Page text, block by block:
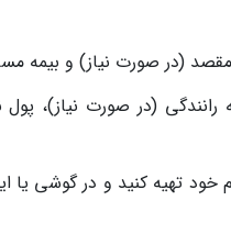
(در صورت نیاز) و بیمه
رانندگی (در صورت نیاز)،
تهیه کنید و در گوشی یا